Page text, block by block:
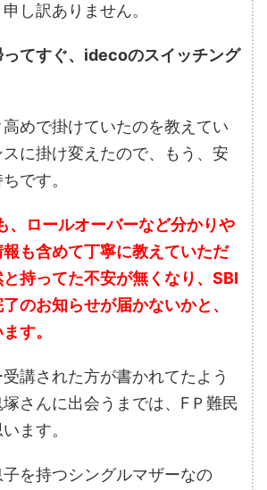
し訳ありません。
ってすぐ、idecoのスイッチング
めで掛けていたのを教えてい
に掛け変えたので、もう、安
です。
、ロールオーバーなど分かりや
も含めて丁寧に教えていただ
持ってた不安が無くなり、SBI
のお知らせが届かないかと、
す。
講された方が書かれてたよう
さんに出会うまでは、FＰ難民
ます。
を持つシングルマザーなの